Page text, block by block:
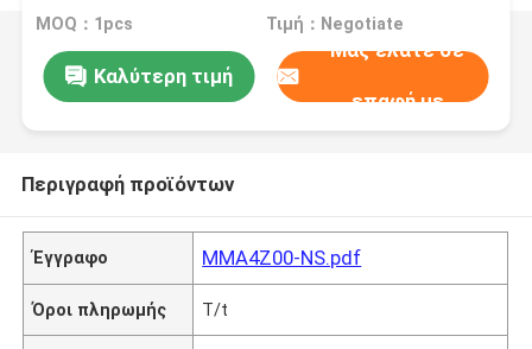
NDR 2x400Gb OSFP
MOQ：1pcs Τιμή：Negotiate
Καλύτερη τιμή
Μας ελάτε σε
επαφή με
Περιγραφή προϊόντων
Έγγραφο MMA4Z00-NS.pdf
Όροι πληρωμής T/t